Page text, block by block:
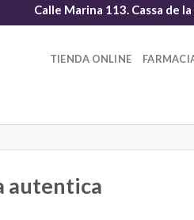
Calle Marina 113. Cassa de
TIENDA ONLINE
autentica